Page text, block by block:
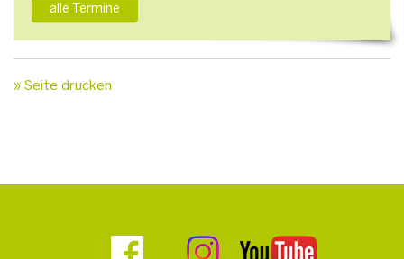
alle Termine
» Seite drucken